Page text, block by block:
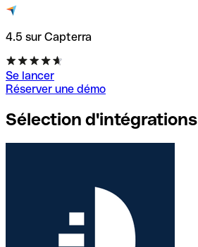
4.5 sur Capterra
Se lancer
Réserver une démo
Sélection d'intégrations